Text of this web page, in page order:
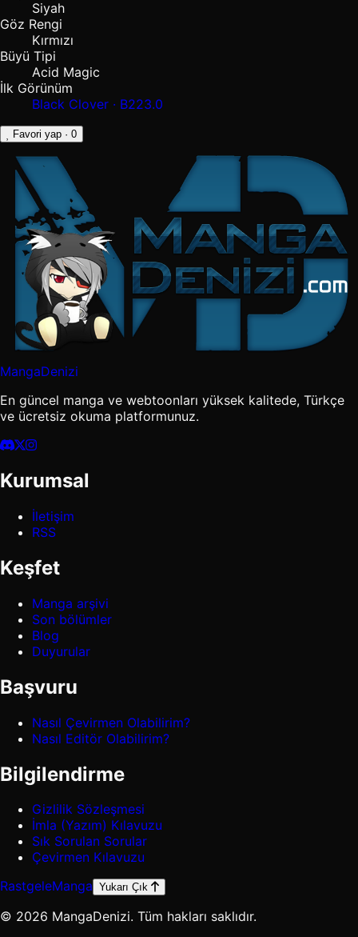
Siyah
Göz Rengi
Kırmızı
Büyü Tipi
Acid Magic
İlk Görünüm
Black Clover · B223.0
Favori yap · 0
MangaDenizi
En güncel manga ve webtoonları yüksek kalitede, Türkçe
ve ücretsiz okuma platformunuz.
Kurumsal
İletişim
RSS
Keşfet
Manga arşivi
Son bölümler
Blog
Duyurular
Başvuru
Nasıl Çevirmen Olabilirim?
Nasıl Editör Olabilirim?
Bilgilendirme
Gizlilik Sözleşmesi
İmla (Yazım) Kılavuzu
Sık Sorulan Sorular
Çevirmen Kılavuzu
RastgeleManga Yukarı Çık
© 2026 MangaDenizi. Tüm hakları saklıdır.